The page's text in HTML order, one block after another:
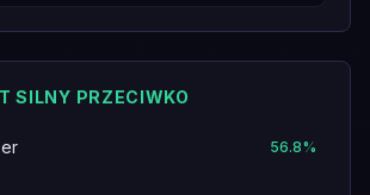
SILNY PRZECIWKO
56.8%